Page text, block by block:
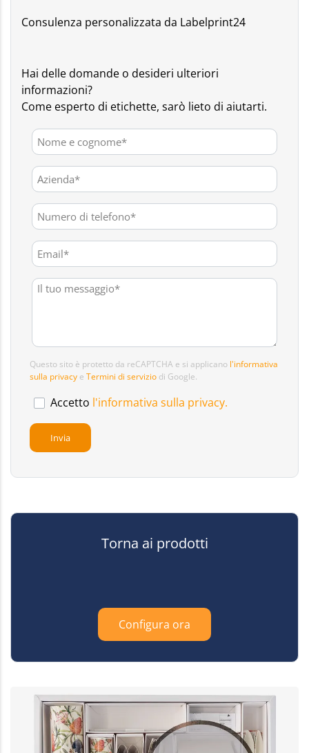
Consulenza personalizzata da Labelprint24
Hai delle domande o desideri ulteriori
informazioni?
Come esperto di etichette, sarò lieto di aiutarti.
Questo sito è protetto da reCAPTCHA e si applicano l'informativa
sulla privacy e Termini di servizio di Google.
Accetto l'informativa sulla privacy.
Torna ai prodotti
Configura ora